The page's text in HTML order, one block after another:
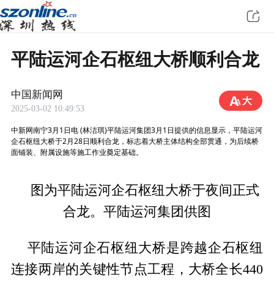
平陆运河企石枢纽大桥顺利合龙
中国新闻网
2025-03-02 10:49:53
中新网南宁3月1日电 (林洁琪)平陆运河集团3月1日提供的信息显示，平陆运河
企石枢纽大桥于2月28日顺利合龙，标志着大桥主体结构全部贯通，为后续桥
面铺装、附属设施等施工作业奠定基础。
图为平陆运河企石枢纽大桥于夜间正式
合龙。平陆运河集团供图
平陆运河企石枢纽大桥是跨越企石枢纽
连接两岸的关键性节点工程，大桥全长440